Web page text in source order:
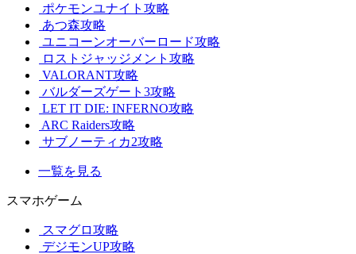
ポケモンユナイト攻略
あつ森攻略
ユニコーンオーバーロード攻略
ロストジャッジメント攻略
VALORANT攻略
バルダーズゲート3攻略
LET IT DIE: INFERNO攻略
ARC Raiders攻略
サブノーティカ2攻略
一覧を見る
スマホゲーム
スマグロ攻略
デジモンUP攻略